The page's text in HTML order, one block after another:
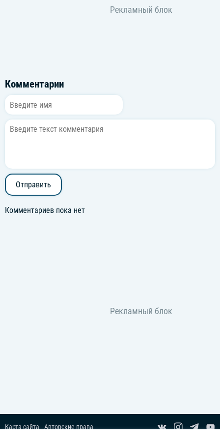
Комментарии
Отправить
Комментариев пока нет
Карта сайта
Авторские права